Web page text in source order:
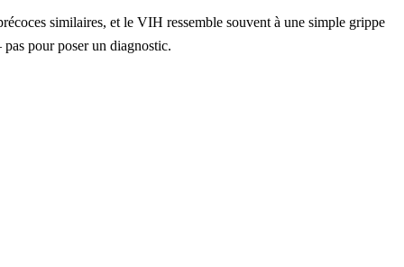
similaires, et le VIH ressemble souvent à une simple grippe
pour poser un diagnostic.